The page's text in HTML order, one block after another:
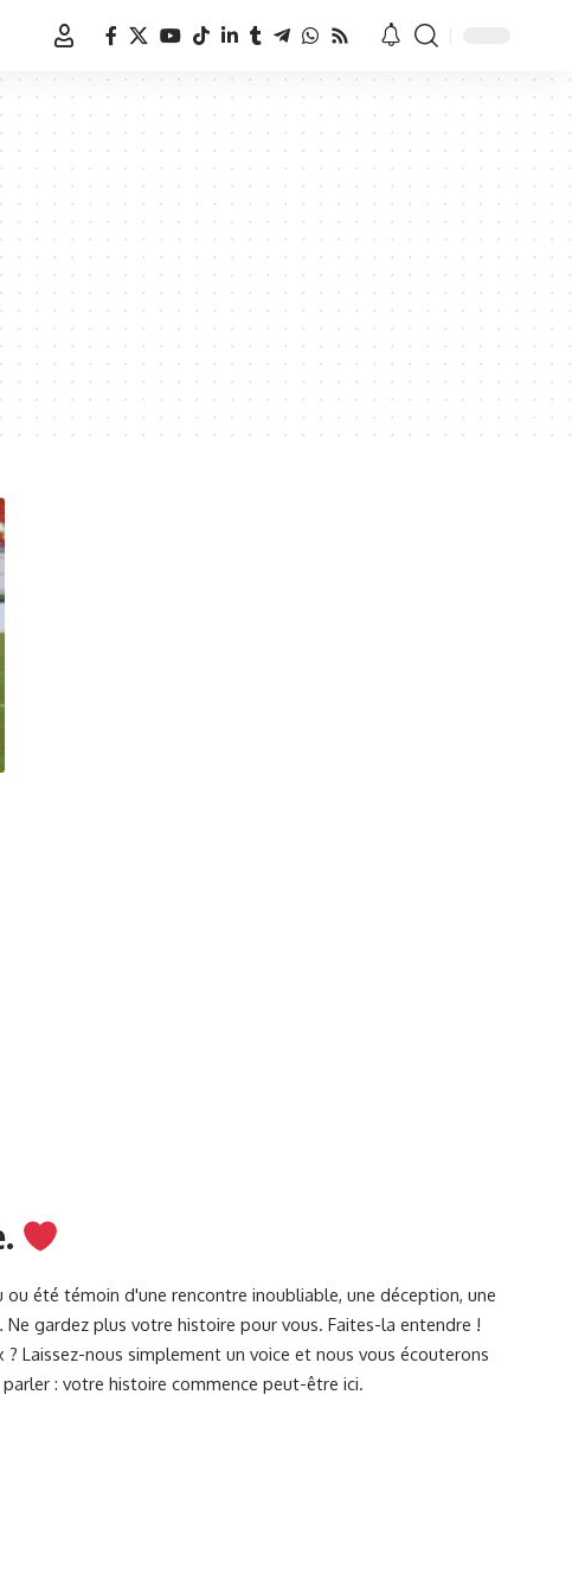
ou été témoin d'une rencontre inoubliable, une déception, une
Ne gardez plus votre histoire pour vous. Faites-la entendre !
Laissez-nous simplement un voice et nous vous écouterons
: votre histoire commence peut-être ici.